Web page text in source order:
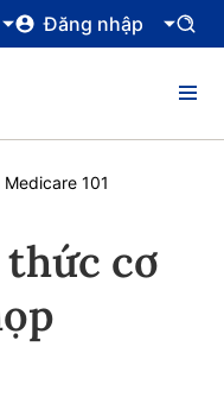
Đăng nhập
101
cơ